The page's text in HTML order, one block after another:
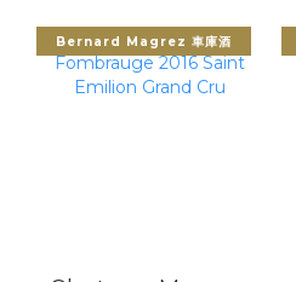
Bernard Magrez 車庫酒